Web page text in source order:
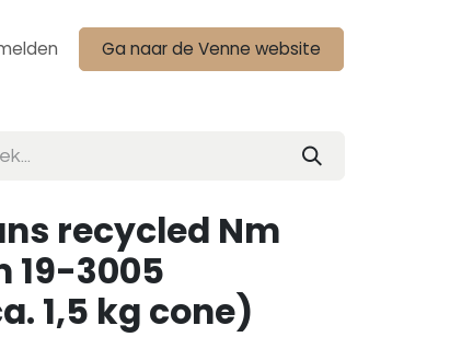
Ga naar de Venne website
recycled Nm
19-3005
1,5 kg cone)